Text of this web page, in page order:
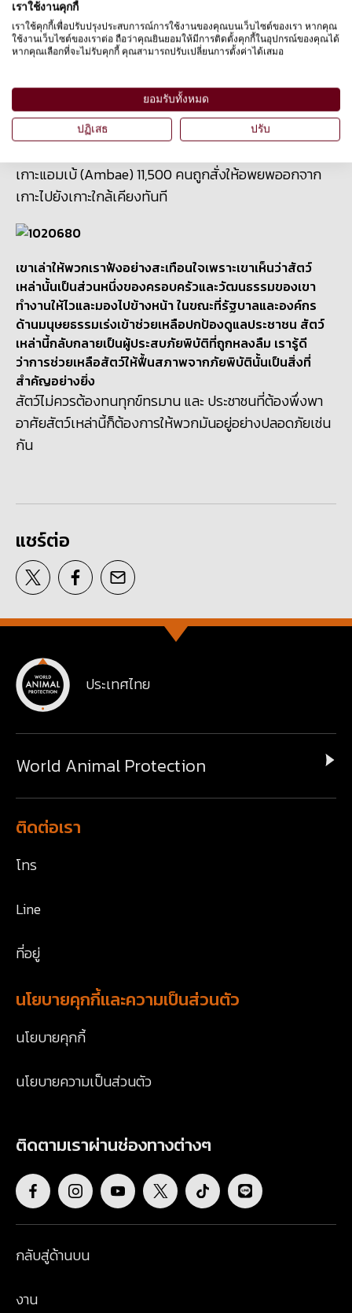
Mr. Lamarsdel เล่าว่าเมื่อภูเขาไฟปะทุครั้งแรกเมื่อเดือน
กันยายนนั้นมีเสียงดังในแบบที่เขาไม่เคยได้ยินมาก่อน ซึ่ง
Mr. Ambrose Garae เพื่อนของเขาได้เล่าว่าเสียงของมัน
เหมือนกับ “เสียงฟ้าร้องที่ดังมาจากใต้พื้นดิน” Mr.
Lamarsdel เลี้ยงสุนัขไว้ 1 ตัว วัว 1 ตัว แมว 2 ตัว และไก่อีก
30 ตัว เมื่อภูเขาไฟเริ่มปะทุ เขารับรู้ได้ว่าสัตว์เลี้ยงรู้สึกหวาด
เกาะแอมเบ้ (Ambae) 11,500 คนถูกสั่งให้อพยพออกจาก
เกาะไปยังเกาะใกล้เคียงทันที
เขาเล่าให้พวกเราฟังอย่างสะเทือนใจเพราะเขาเห็นว่าสัตว์
เหล่านั้นเป็นส่วนหนึ่งของครอบครัวและวัฒนธรรมของเขา
ทำงานให้ไวและมองไปข้างหน้า ในขณะที่รัฐบาลและองค์กร
ด้านมนุษยธรรมเร่งเข้าช่วยเหลือปกป้องดูแลประชาชน สัตว์
เหล่านี้กลับกลายเป็นผู้ประสบภัยพิบัติที่ถูกหลงลืม เรารู้ดี
ว่าการช่วยเหลือสัตว์ให้ฟื้นสภาพจากภัยพิบัตินั้นเป็นสิ่งที่
สำคัญอย่างยิ่ง
สัตว์ไม่ควรต้องทนทุกข์ทรมาน และ ประชาชนที่ต้องพึ่งพา
อาศัยสัตว์เหล่านี้ก็ต้องการให้พวกมันอยู่อย่างปลอดภัยเช่น
กัน
แชร์ต่อ
ประเทศไทย
World Animal Protection
ติดต่อเรา
โทร
Line
ที่อยู่
นโยบายคุกกี้และความเป็นส่วนตัว
นโยบายคุกกี้
นโยบายความเป็นส่วนตัว
ติดตามเราผ่านช่องทางต่างๆ
กลับสู่ด้านบน
งาน
เราใช้งานคุกกี้
เราใช้คุกกี้เพื่อปรับปรุงประสบการณ์การใช้งานของคุณบนเว็บไซต์ของเรา หากคุณ
ใช้งานเว็บไซต์ของเราต่อ ถือว่าคุณยินยอมให้มีการติดตั้งคุกกี้ในอุปกรณ์ของคุณได้
หากคุณเลือกที่จะไม่รับคุกกี้ คุณสามารถปรับเปลี่ยนการตั้งค่าได้เสมอ
ยอมรับทั้งหมด
ปฏิเสธ ปรับ